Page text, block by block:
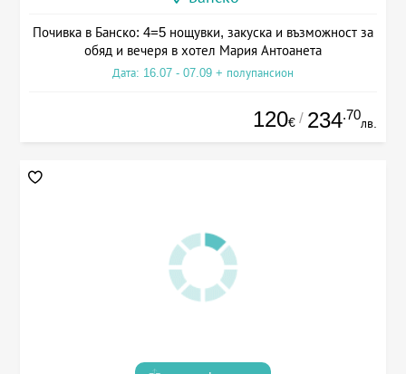
Почивка в Банско: 4=5 нощувки, закуска и възможност за
обяд и вечеря в хотел Мария Антоанета
Дата: 16.07 - 07.09 + полупансион
120€ / 234.70
лв.